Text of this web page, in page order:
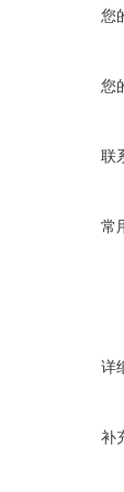
您
您
联
常
详
补